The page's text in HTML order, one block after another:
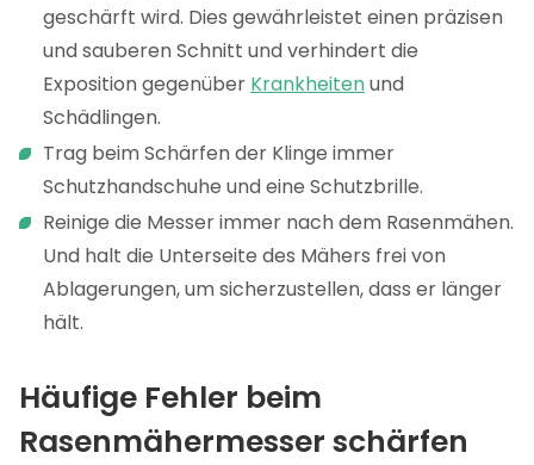
geschärft wird. Dies gewährleistet einen präzisen
und sauberen Schnitt und verhindert die
Exposition gegenüber Krankheitenund
Schädlingen.
Trag beim Schärfen der Klinge immer
Schutzhandschuhe und eine Schutzbrille.
Reinige die Messer immer nach dem Rasenmähen.
Und halt die Unterseite des Mähers frei von
Ablagerungen, um sicherzustellen, dass er länger
hält.
Häufige Fehler beim
Rasenmähermesser schärfen